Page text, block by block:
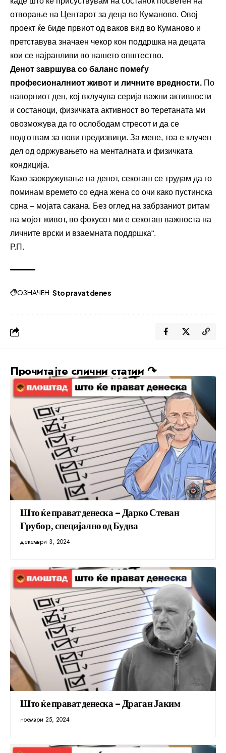
отворање на Центарот за деца во Куманово. Овој
проект ќе биде првиот од ваков вид во Куманово и
претставува значаен чекор кон поддршка на децата
кои се најранливи во нашето општество.
Денот завршува со баланс помеѓу
професионалниот живот и личните вредности. По
напорниот ден, кој вклучува серија важни активности
и состаноци, физичката активност во теретаната ми
овозможува да го ослободам стресот и да се
подготвам за нови предизвици. За мене, тоа е клучен
дел од одржувањето на менталната и физичката
кондиција.
Како заокружување на денот, секогаш се трудам да го
поминам времето со една жена со очи како пустинска
срна – мојата сакана. Без оглед на забрзаниот ритам
на мојот живот, во фокусот ми е секогаш важноста на
личните врски и взаемната поддршка“.
Р.П.
ОЗНАЧЕН: Sto pravat denes
Прочитајте слични статии ↷
Што ќе прават денеска – Дарко Стеван
Грубор, специјално од Будва
декември 3, 2024
Што ќе прават денеска – Драган Јаким
ноември 25, 2024